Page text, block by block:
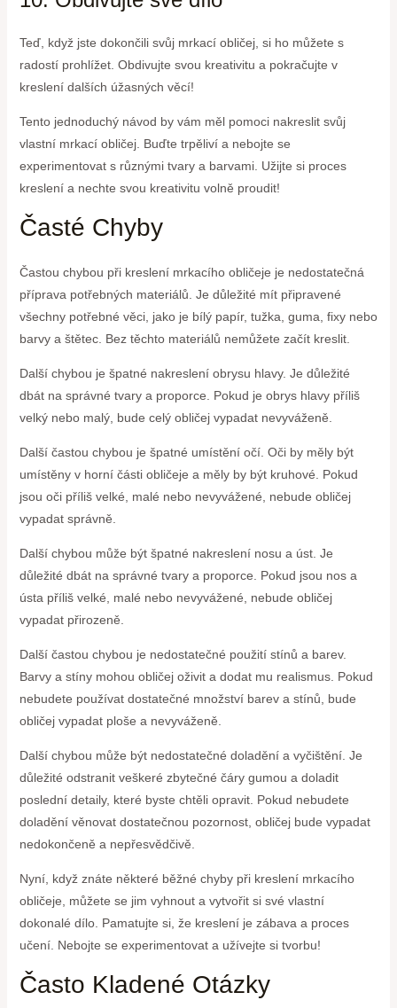
Teď, když jste dokončili svůj mrkací obličej, si ho můžete s
radostí prohlížet. Obdivujte svou kreativitu a pokračujte v
kreslení dalších úžasných věcí!
Tento jednoduchý návod by vám měl pomoci nakreslit svůj
vlastní mrkací obličej. Buďte trpěliví a nebojte se
experimentovat s různými tvary a barvami. Užijte si proces
kreslení a nechte svou kreativitu volně proudit!
Časté Chyby
Častou chybou při kreslení mrkacího obličeje je nedostatečná
příprava potřebných materiálů. Je důležité mít připravené
všechny potřebné věci, jako je bílý papír, tužka, guma, fixy nebo
barvy a štětec. Bez těchto materiálů nemůžete začít kreslit.
Další chybou je špatné nakreslení obrysu hlavy. Je důležité
dbát na správné tvary a proporce. Pokud je obrys hlavy příliš
velký nebo malý, bude celý obličej vypadat nevyváženě.
Další častou chybou je špatné umístění očí. Oči by měly být
umístěny v horní části obličeje a měly by být kruhové. Pokud
jsou oči příliš velké, malé nebo nevyvážené, nebude obličej
vypadat správně.
Další chybou může být špatné nakreslení nosu a úst. Je
důležité dbát na správné tvary a proporce. Pokud jsou nos a
ústa příliš velké, malé nebo nevyvážené, nebude obličej
vypadat přirozeně.
Další častou chybou je nedostatečné použití stínů a barev.
Barvy a stíny mohou obličej oživit a dodat mu realismus. Pokud
nebudete používat dostatečné množství barev a stínů, bude
obličej vypadat ploše a nevyváženě.
Další chybou může být nedostatečné doladění a vyčištění. Je
důležité odstranit veškeré zbytečné čáry gumou a doladit
poslední detaily, které byste chtěli opravit. Pokud nebudete
doladění věnovat dostatečnou pozornost, obličej bude vypadat
nedokončeně a nepřesvědčivě.
Nyní, když znáte některé běžné chyby při kreslení mrkacího
obličeje, můžete se jim vyhnout a vytvořit si své vlastní
dokonalé dílo. Pamatujte si, že kreslení je zábava a proces
učení. Nebojte se experimentovat a užívejte si tvorbu!
Často Kladené Otázky